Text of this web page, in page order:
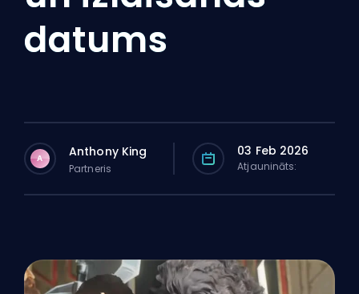
datums
A Anthony King
Partneris
03 Feb 2026
Atjaunināts: